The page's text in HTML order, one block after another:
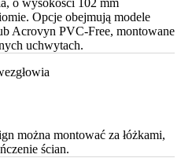
Opcje obejmują modele
Acrovyn PVC-Free, montowane
uchwytach.
można montować za łóżkami,
ścian.